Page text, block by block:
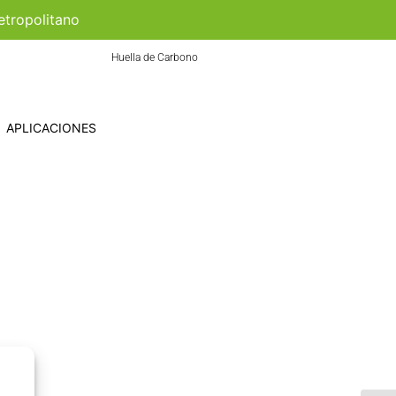
Huella de Carbono
APLICACIONES